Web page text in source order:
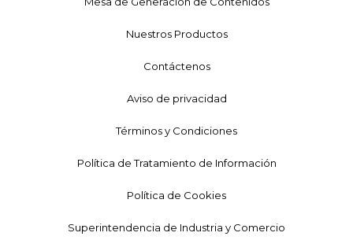
Nuestros Productos
Contáctenos
Aviso de privacidad
Términos y Condiciones
Política de Tratamiento de Información
Política de Cookies
Superintendencia de Industria y Comercio